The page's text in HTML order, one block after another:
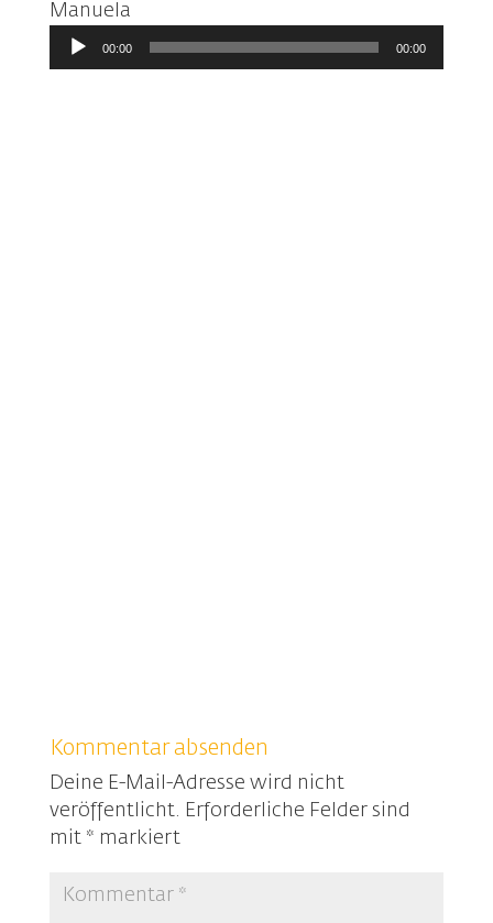
Manuela
Audio-
Player
00:00 00:00
Kommentar absenden
Deine E-Mail-Adresse wird nicht
veröffentlicht. Erforderliche Felder sind
mit * markiert